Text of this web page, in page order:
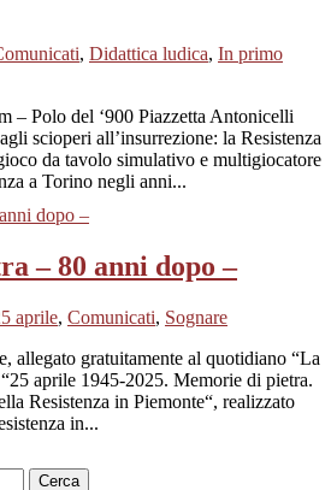
, Didattica ludica, In primo
– Polo del ‘900 Piazzetta Antonicelli
scioperi all’insurrezione: la Resistenza
da tavolo simulativo e multigiocatore
a Torino negli anni...
– 80 anni dopo –
aprile, Comunicati, Sognare
allegato gratuitamente al quotidiano “La
aprile 1945-2025. Memorie di pietra.
Resistenza in Piemonte“, realizzato
in...